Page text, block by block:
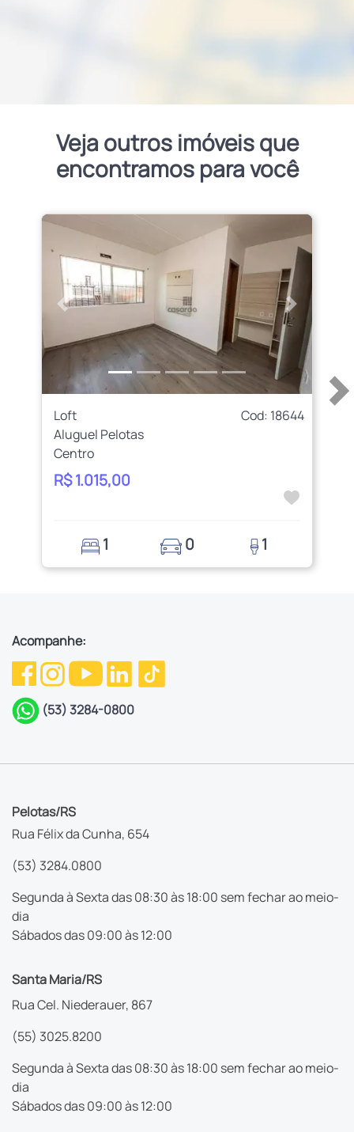
Veja outros imóveis que
encontramos para você
Anterior Próximo
Loft
Cod: 18644
Aluguel Pelotas
Centro
R$ 1.015,00
1 0 1
Acompanhe:
(53) 3284-0800
Pelotas/RS
Rua Félix da Cunha, 654
(53) 3284.0800
Segunda à Sexta das 08:30 às 18:00 sem fechar ao meio-
dia
Sábados das 09:00 às 12:00
Santa Maria/RS
Rua Cel. Niederauer, 867
(55) 3025.8200
Segunda à Sexta das 08:30 às 18:00 sem fechar ao meio-
dia
Sábados das 09:00 às 12:00